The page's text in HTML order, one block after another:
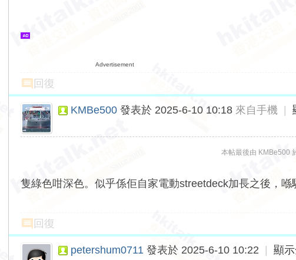
Advertisement
回復
KMBe500 發表於 2025-6-10 10:18 來自手機
本帖最後由 KMBe500
隻綠色咁深色。似乎係佢自家電動streetdeck加長之後，喺
回復
petershum0711 發表於 2025-6-10 10:22 顯